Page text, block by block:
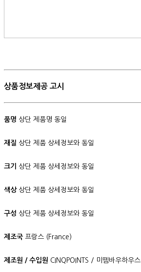
상품정보제공 고시
품명 상단 제품명 동일
재질 상단 제품 상세정보와 동일
크기 상단 제품 상세정보와 동일
색상상단 제품 상세정보와 동일
구성 상단 제품 상세정보와 동일
제조국 프랑스 (France)
제조원 / 수입원 CINQPOINTS / 미뗌바우하우스